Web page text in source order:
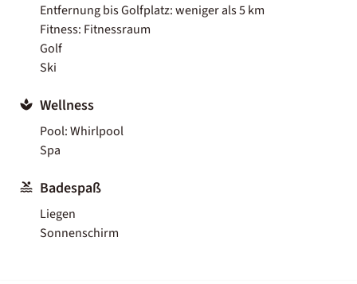
Entfernung bis Golfplatz: weniger als 5 km
Fitness: Fitnessraum
Golf
Ski
Wellness
Pool: Whirlpool
Spa
Badespaß
Liegen
Sonnenschirm